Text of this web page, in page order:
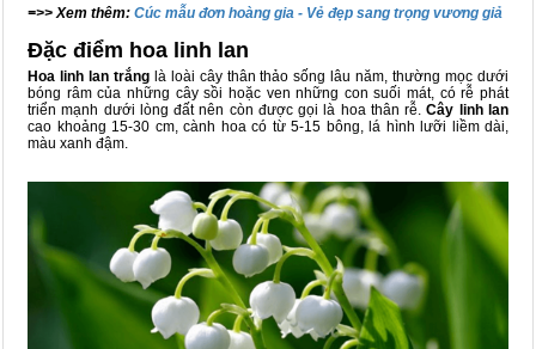
=>> Xem thêm: Cúc mẫu đơn hoàng gia - Vẻ đẹp sang trọng vương giả
Đặc điểm hoa linh lan
Hoa linh lan trắnglà loài cây thân thảo sống lâu năm, thường mọc dưới
bóng râm của những cây sồi hoặc ven những con suối mát, có rễ phát
triển mạnh dưới lòng đất nên còn được gọi là hoa thân rễ.Cây linh lan
cao khoảng 15-30 cm, cành hoa có từ 5-15 bông, lá hình lưỡi liềm dài,
màu xanh đậm.